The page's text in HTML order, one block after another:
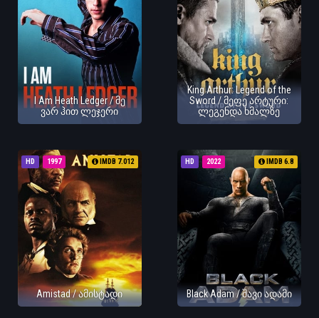
I Am Heath Ledger / მე
ვარ ჰით ლეჯერი
King Arthur: Legend of the
Sword / მეფე არტური:
ლეგენდა ხმალზე
HD 1997 IMDB 7.012
Amistad / ამისტადი
HD 2022 IMDB 6.8
Black Adam / შავი ადამი